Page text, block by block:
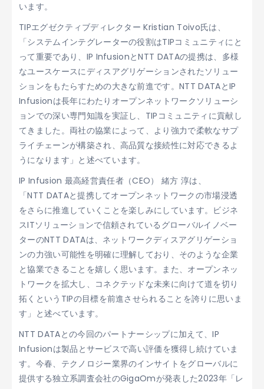
います。
TIPエグゼクティブディレクター Kristian Toivo氏は、
「システムインテグレーターの役割はTIPコミュニティにと
って重要であり、IP InfusionとNTT DATAの提携は、多様
なユースケースにディスアグリゲーションされたソリュー
ションをもたらすための大きな前進です。NTT DATAとIP
Infusionは長年にわたりオープンネットワークソリューシ
ョンでの深い専門知識を実証し、TIPコミュニティに貢献し
てきました。両社の協業によって、より強力で柔軟なサプ
ライチェーンが構築され、高品質な接続性に対応できるよ
うになります」と述べています。
IP Infusion 最高経営責任者（CEO） 緒方 淳は、
「NTT DATAと提携してオープンネットワークの市場浸透
をさらに推進していくことを楽しみにしています。ビジネ
スITソリューションで信頼されているグローバルイノベー
ターのNTT DATAは、ネットワークディスアグリゲーショ
ンの力強い可能性を明確に理解しており、そのような企業
と協業できることを嬉しく思います。また、オープンネッ
トワークを拡大し、コネクテッドな未来に向けて道を切り
拓くというTIPの目標を前進させられることを誇りに思いま
す」と述べています。
NTT DATAとの今回のパートナーシップに加えて、IP
Infusionは製品とサービスで高い評価を獲得し続けていま
す。今春、テクノロジー業界のインサイトをグローバルに
提供する独立系調査会社のGigaOmが発表した2023年「レ